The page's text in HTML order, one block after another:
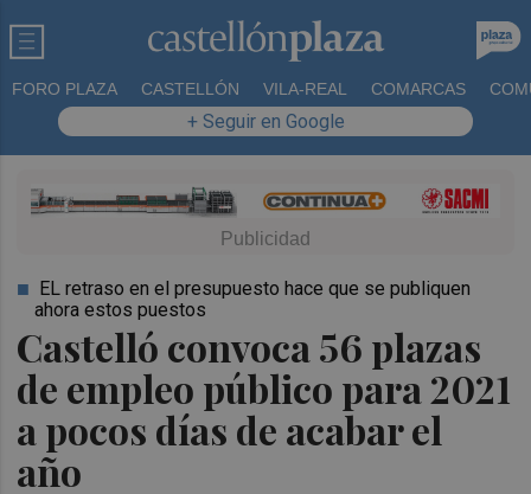
FORO PLAZA CASTELLÓN VILA-REAL COMARCAS
+ Seguir en Google
Castelló convoca 56 plazas
de empleo público para 2021
a pocos días de acabar el
año
EL retraso en el presupuesto hace que se publiquen
ahora estos puestos